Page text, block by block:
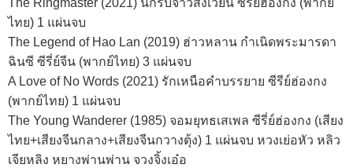
The Ringmaster (2021) นักรบจ้าวสังเวียน ซีรีย์ฮ่องกง (พากย์
ไทย) 1 แผ่นจบ
The Legend of Hao Lan (2019) ฮ่าวหลาน กำเนิดพระมารดา
ฉินซี ซีรี่ย์จีน (พากย์ไทย) 3 แผ่นจบ
A Love of No Words (2021) รักเหนือคำบรรยาย ซีรีย์ฮ่องกง
(พากย์ไทย) 1 แผ่นจบ
The Young Wanderer (1985) จอมยุทธเสเพล ซีรี่ย์ฮ่องกง (เสียง
ไทย+เสียงจีนกลาง+เสียงจีนกวางตุ้ง) 1 แผ่นจบ หวงเย่อหัว หลิว
เจียหลิง หยางพ่านพ่าน จวงจิ้งเอ๋อ